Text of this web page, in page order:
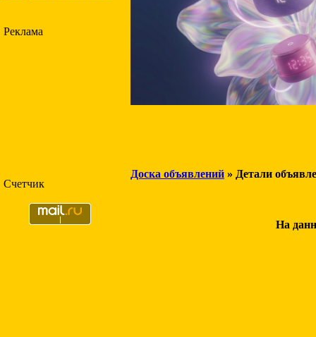
Реклама
Счетчик
Доска объявлений » Детали
На